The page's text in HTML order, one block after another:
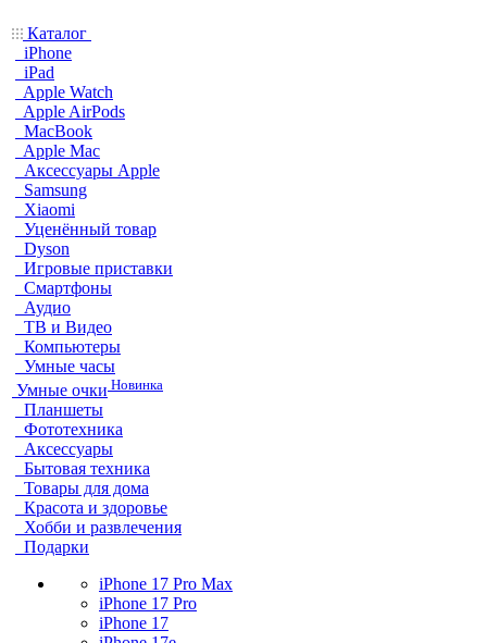
Каталог
iPhone
iPad
Apple Watch
Apple AirPods
MacBook
Apple Mac
Аксессуары Apple
Samsung
Xiaomi
Уценённый товар
Dyson
Игровые приставки
Смартфоны
Аудио
ТВ и Видео
Компьютеры
Умные часы
Умные очки Новинка
Планшеты
Фототехника
Аксессуары
Бытовая техника
Товары для дома
Красота и здоровье
Хобби и развлечения
Подарки
iPhone 17 Pro Max
iPhone 17 Pro
iPhone 17